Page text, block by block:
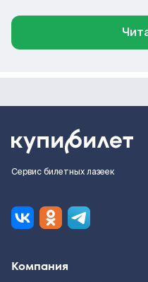
Сервис билетных лазеек
Компания